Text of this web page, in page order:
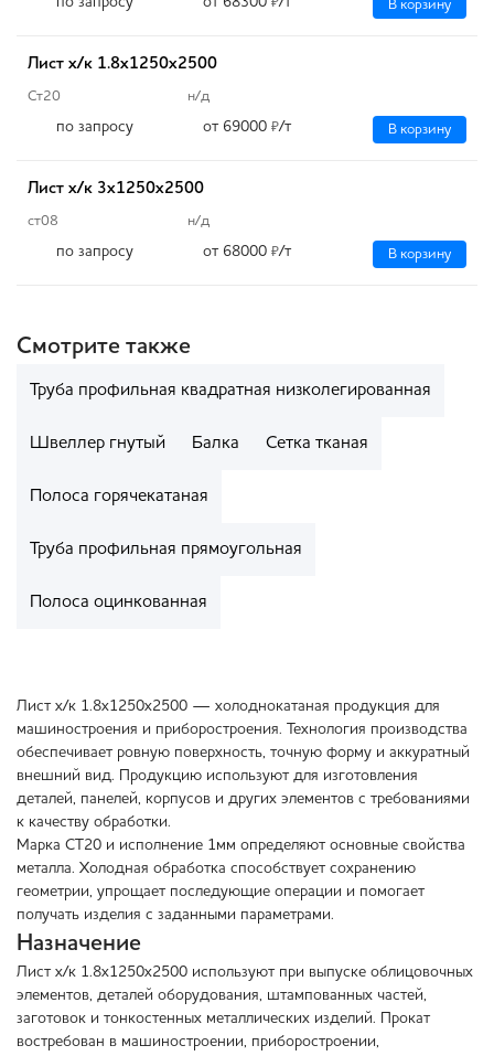
₽ В корзину
Лист х/к 1.8х1250х2500
Ст20 н/д
по запросу от 69000 ₽/т В корзину
Лист х/к 3х1250х2500
ст08 н/д
по запросу от 68000 ₽/т В корзину
Смотрите также
Труба профильная квадратная низколегированная
Швеллер гнутый Балка Сетка тканая
Полоса горячекатаная
Труба профильная прямоугольная
Полоса оцинкованная
Лист х/к 1.8х1250х2500 — холоднокатаная продукция для
машиностроения и приборостроения. Технология производства
обеспечивает ровную поверхность, точную форму и аккуратный
внешний вид. Продукцию используют для изготовления
деталей, панелей, корпусов и других элементов с требованиями
к качеству обработки.
Марка СТ20 и исполнение 1мм определяют основные свойства
металла. Холодная обработка способствует сохранению
геометрии, упрощает последующие операции и помогает
получать изделия с заданными параметрами.
Назначение
Лист х/к 1.8х1250х2500 используют при выпуске облицовочных
элементов, деталей оборудования, штампованных частей,
заготовок и тонкостенных металлических изделий. Прокат
востребован в машиностроении, приборостроении,